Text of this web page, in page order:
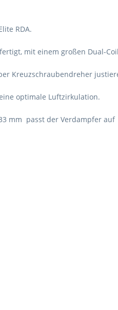
RDA.
mit einem großen Dual-
Kreuzschraubendreher
optimale Luftzirkulation.
mm passt der Verdampfer